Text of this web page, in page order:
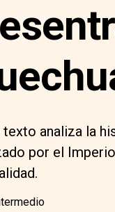
texto analiza la
por el